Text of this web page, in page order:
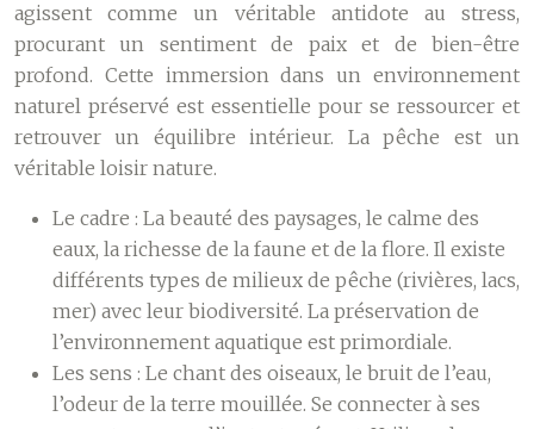
agissent comme un véritable antidote au stress,
procurant un sentiment de paix et de bien-être
profond. Cette immersion dans un environnement
naturel préservé est essentielle pour se ressourcer et
retrouver un équilibre intérieur. La pêche est un
véritable loisir nature.
Le cadre : La beauté des paysages, le calme des
eaux, la richesse de la faune et de la flore. Il existe
différents types de milieux de pêche (rivières, lacs,
mer) avec leur biodiversité. La préservation de
l’environnement aquatique est primordiale.
Les sens : Le chant des oiseaux, le bruit de l’eau,
l’odeur de la terre mouillée. Se connecter à ses